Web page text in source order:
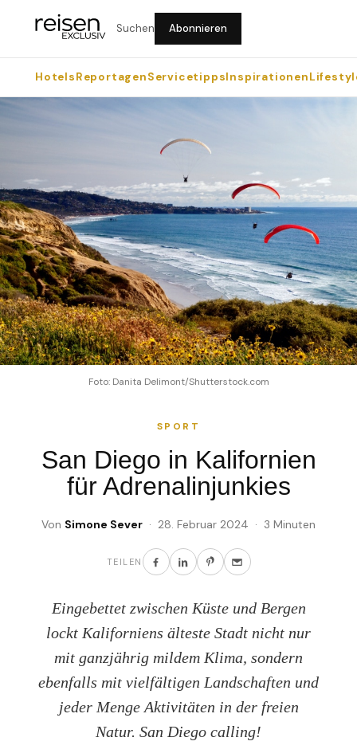
Suchen Abonnieren
HotelsReportagenServicetippsInspirationen
Foto: Danita Delimont/Shutterstock.com
SPORT
San Diego in Kalifornien
für Adrenalinjunkies
Von Simone Sever · 28. Februar 2024 · 3 Minuten
TEILEN
Eingebettet zwischen Küste und Bergen
lockt Kaliforniens älteste Stadt nicht nur
mit ganzjährig mildem Klima, sondern
ebenfalls mit vielfältigen Landschaften und
jeder Menge Aktivitäten in der freien
Natur. San Diego calling!